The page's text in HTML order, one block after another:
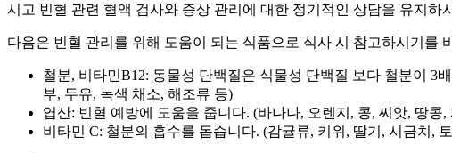
시고 빈혈 관련 혈액 검사와 증상 관리에 대한 정기적인 상담을 유지하
다음은 빈혈 관리를 위해 도움이 되는 식품으로 식사 시 참고하시기를
철분, 비타민B12: 동물성 단백질은 식물성 단백질 보다 철분이 3
부, 두유, 녹색 채소, 해조류 등)
엽산: 빈혈 예방에 도움을 줍니다. (바나나, 오렌지, 콩, 씨앗, 땅콩,
비타민 C: 철분의 흡수를 돕습니다. (감귤류, 키위, 딸기, 시금치,